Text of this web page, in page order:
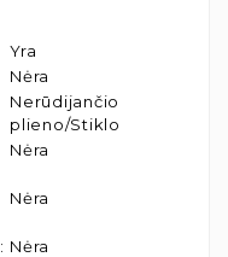
Yra
Nėra
Nerūdijančio
plieno/Stiklo
Nėra
Nėra
: Nėra